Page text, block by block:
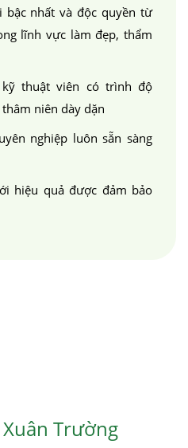
bậc nhất và độc quyền từ
lĩnh vực làm đẹp, thẩm
thuật viên có trình độ
niên dày dặn
nghiệp luôn sẵn sàng
hiệu quả được đảm bảo
Trường